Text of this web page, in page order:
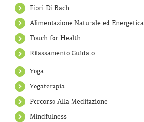
Fiori Di Bach
Alimentazione Naturale ed Energetica
Touch for Health
Rilassamento Guidato
Yoga
Yogaterapia
Percorso Alla Meditazione
Mindfulness